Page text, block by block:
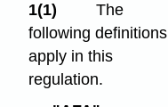
1(1)
The
following definitions
apply in this
regulation.